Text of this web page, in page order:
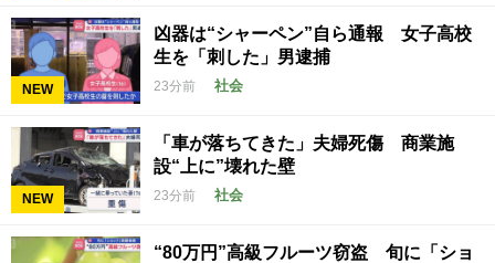
NEW
凶器は“シャーペン”自ら通報 女子高校
生を「刺した」男逮捕
23分前 社会
NEW
「車が落ちてきた」夫婦死傷 商業施
設“上に”壊れた壁
23分前 社会
“80万円”高級フルーツ窃盗 旬に「ショ